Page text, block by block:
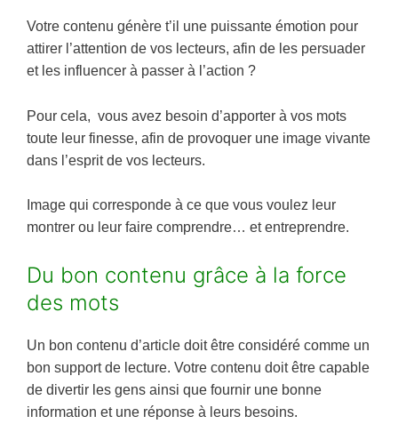
Votre contenu génère t’il une puissante émotion pour
attirer l’attention de vos lecteurs, afin de les persuader
et les influencer à passer à l’action ?
Pour cela, vous avez besoin d’apporter à vos mots
toute leur finesse, afin de provoquer une image vivante
dans l’esprit de vos lecteurs.
Image qui corresponde à ce que vous voulez leur
montrer ou leur faire comprendre… et entreprendre.
Du bon contenu grâce à la force
des mots
Un bon contenu d’article doit être considéré comme un
bon support de lecture. Votre contenu doit être capable
de divertir les gens ainsi que fournir une bonne
information et une réponse à leurs besoins.